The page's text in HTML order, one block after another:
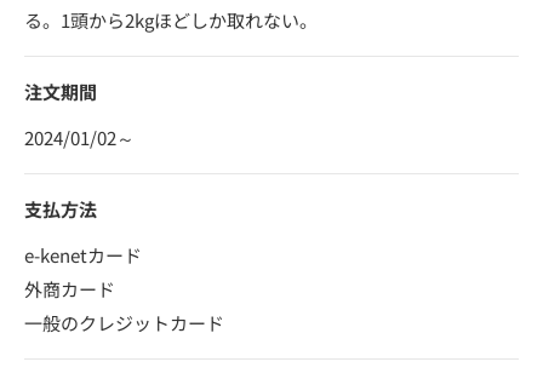
る。1頭から2kgほどしか取れない。
注文期間
2024/01/02～
支払方法
e-kenetカード
外商カード
一般のクレジットカード